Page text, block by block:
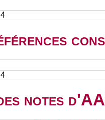
notes